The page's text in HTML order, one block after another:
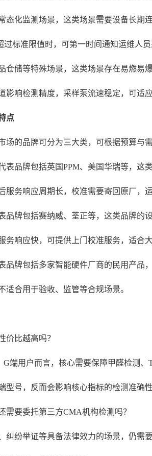
态化监测场景，这类场景需要设备长期
过标准限值时，可第一时间通知运维人
仓储等特殊场景，这类场景存在易燃易
影响检测精度，采样泵流速稳定，可适
点
场的品牌可分为三大类，可根据预算与需
表品牌包括英国PPM、美国华瑞等，这
服务响应周期长，校准需要寄回原厂，
品牌包括赛纳威、荃正等，这类品牌的
务响应快，可提供上门校准服务，适合
品牌包括多家智能硬件厂商的民用产品
适合用于验收、监管等合规场景。
价比越高吗？
端用户而言，核心需要保障甲醛检测
型号，反而会影响核心指标的检测准确
需要委托第三方CMA机构检测吗？
纠纷举证等具备法律效力的场景，仍